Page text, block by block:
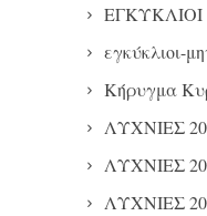
ΕΓΚΥΚΛΙΟΙ
εγκύκλιοι-
Κήρυγμα
ΛΥΧΝΙΕΣ
ΛΥΧΝΙΕΣ
ΛΥΧΝΙΕΣ